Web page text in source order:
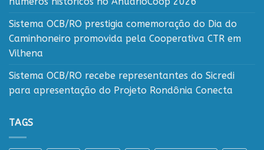
Sistema OCB/RO prestigia comemoração do Dia do
Caminhoneiro promovida pela Cooperativa CTR em
Vilhena
Sistema OCB/RO recebe representantes do Sicredi
para apresentação do Projeto Rondônia Conecta
TAGS